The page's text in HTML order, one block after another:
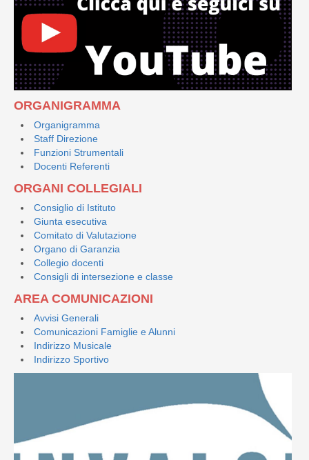
ORGANIGRAMMA
Organigramma
Staff Direzione
Funzioni Strumentali
Docenti Referenti
ORGANI COLLEGIALI
Consiglio di Istituto
Giunta esecutiva
Comitato di Valutazione
Organo di Garanzia
Collegio docenti
Consigli di intersezione e classe
AREA COMUNICAZIONI
Avvisi Generali
Comunicazioni Famiglie e Alunni
Indirizzo Musicale
Indirizzo Sportivo